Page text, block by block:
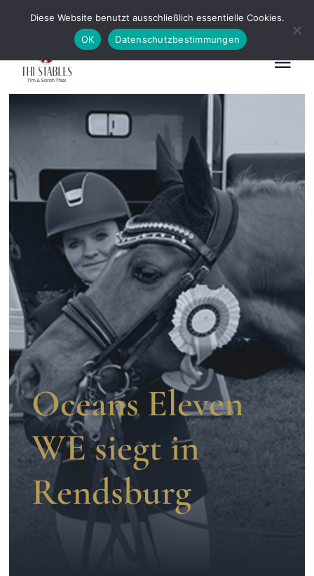
News Kontakt
Hengstvorbereitung
Schau
Vermarktung
Aufzucht
TeamOceans Eleven
WE siegt in
Rendsburg
Diese Website benutzt ausschließlich essentielle Cookies.
OK
Datenschutzbestimmungen